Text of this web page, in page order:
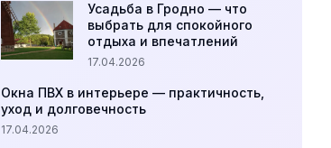
Усадьба в Гродно — что
выбрать для спокойного
отдыха и впечатлений
17.04.2026
Окна ПВХ в интерьере — практичность,
уход и долговечность
17.04.2026